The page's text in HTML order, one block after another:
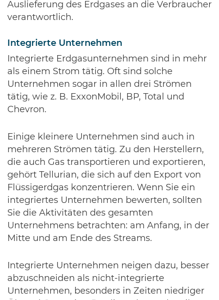
Auslieferung des Erdgases an die Verbraucher
verantwortlich.
Integrierte Unternehmen
Integrierte Erdgasunternehmen sind in mehr
als einem Strom tätig. Oft sind solche
Unternehmen sogar in allen drei Strömen
tätig, wie z. B. ExxonMobil, BP, Total und
Chevron.
Einige kleinere Unternehmen sind auch in
mehreren Strömen tätig. Zu den Herstellern,
die auch Gas transportieren und exportieren,
gehört Tellurian, die sich auf den Export von
Flüssigerdgas konzentrieren. Wenn Sie ein
integriertes Unternehmen bewerten, sollten
Sie die Aktivitäten des gesamten
Unternehmens betrachten: am Anfang, in der
Mitte und am Ende des Streams.
Integrierte Unternehmen neigen dazu, besser
abzuschneiden als nicht-integrierte
Unternehmen, besonders in Zeiten niedriger